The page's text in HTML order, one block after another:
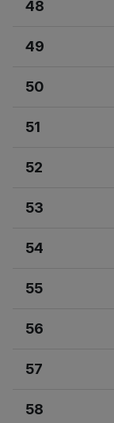
48
49
50
51
52
53
54
55
56
57
58